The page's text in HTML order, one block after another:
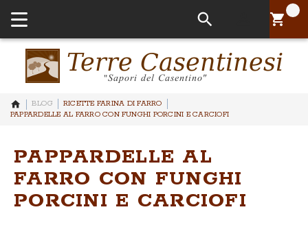
Il tuo
BLOG
RICETTE FARINA DI FARRO
PAPPARDELLE AL FARRO CON FUNGHI PORCINI E CARCIOFI
PAPPARDELLE AL
FARRO CON FUNGHI
PORCINI E CARCIOFI